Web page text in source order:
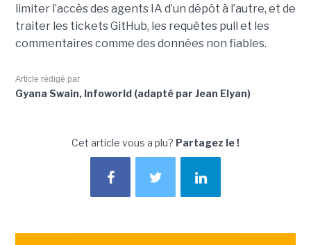
limiter l’accès des agents IA d’un dépôt à l’autre, et de
traiter les tickets GitHub, les requêtes pull et les
commentaires comme des données non fiables.
Article rédigé par
Gyana Swain, Infoworld (adapté par Jean Elyan)
Cet article vous a plu? Partagez le !